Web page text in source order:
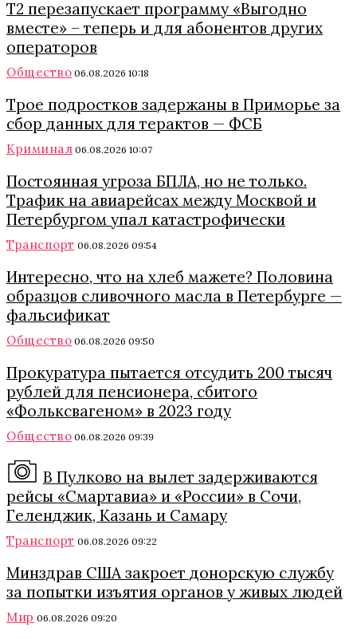
Т2 перезапускает программу «Выгодно
вместе» – теперь и для абонентов других
операторов
Общество 06.08.2026 10:18
Трое подростков задержаны в Приморье за
сбор данных для терактов — ФСБ
Криминал 06.08.2026 10:07
Постоянная угроза БПЛА, но не только.
Трафик на авиарейсах между Москвой и
Петербургом упал катастрофически
Транспорт 06.08.2026 09:54
Интересно, что на хлеб мажете? Половина
образцов сливочного масла в Петербурге —
фальсификат
Общество 06.08.2026 09:50
Прокуратура пытается отсудить 200 тысяч
рублей для пенсионера, сбитого
«Фольксвагеном» в 2023 году
Общество 06.08.2026 09:39
В Пулково на вылет задерживаются
рейсы «Смартавиа» и «России» в Сочи,
Геленджик, Казань и Самару
Транспорт 06.08.2026 09:22
Минздрав США закроет донорскую службу
за попытки изъятия органов у живых людей
Мир 06.08.2026 09:20